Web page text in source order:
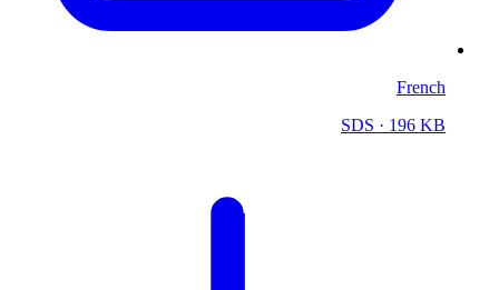
French
SDS · 196 KB